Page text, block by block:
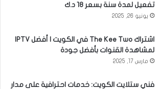
تفعيل لمدة سنة بسعر 18 د.ك
يونيو 26, 2025
اشتراك The Kee Two في الكويت | أفضل IPTV
لمشاهدة القنوات بأفضل جودة
مارس 17, 2025
فني ستلايت الكويت: خدمات احترافية على مدار